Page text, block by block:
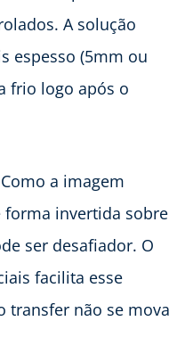
A solução
espesso (5mm ou
frio logo após o
a imagem
forma invertida sobre
ser desafiador. O
facilita esse
transfer não se mova